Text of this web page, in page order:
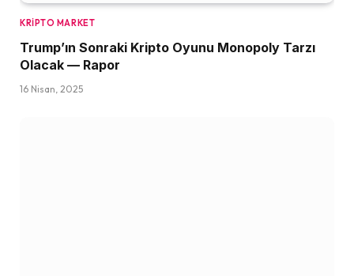
KRIPTO MARKET
Trump’ın Sonraki Kripto Oyunu Monopoly Tarzı
Olacak — Rapor
16 Nisan, 2025